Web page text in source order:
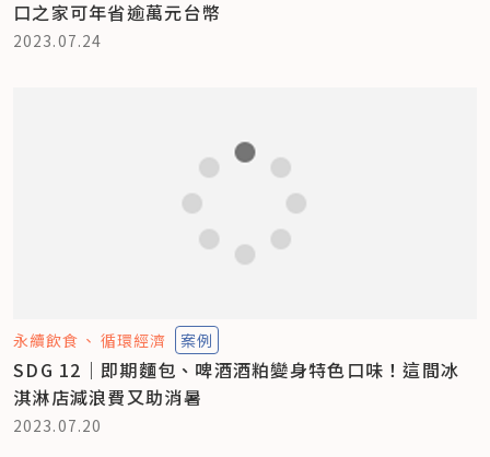
口之家可年省逾萬元台幣
2023.07.24
永續飲食 循環經濟 案例
SDG 12｜即期麵包、啤酒酒粕變身特色口味！這間冰
淇淋店減浪費又助消暑
2023.07.20